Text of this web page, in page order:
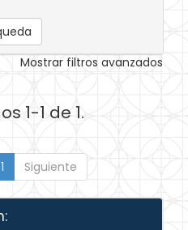
Mostrar filtros avanzados
1-1 de 1.
1 Siguiente